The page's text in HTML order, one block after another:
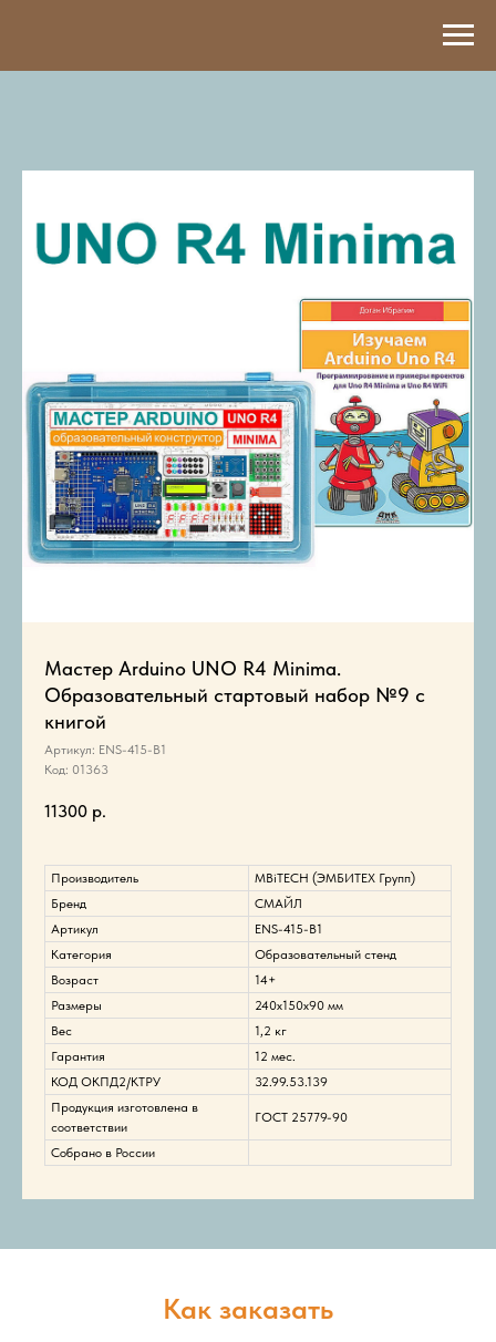
Мастер Arduino UNO R4 Minima.
Образовательный стартовый набор №9 с
книгой
Артикул: ENS-415-B1
Код: 01363
11300 р.
Производитель
MBiTECH (ЭМБИТЕХ Групп)
Бренд
СМАЙЛ
Артикул
ENS-415-B1
Категория
Образовательный стенд
Возраст
14+
Размеры
240x150x90 мм
Вес
1,2 кг
Гарантия
12 мес.
КОД ОКПД2/КТРУ
32.99.53.139
Продукция изготовлена в
соответствии
ГОСТ 25779-90
Собрано в России
Как заказать